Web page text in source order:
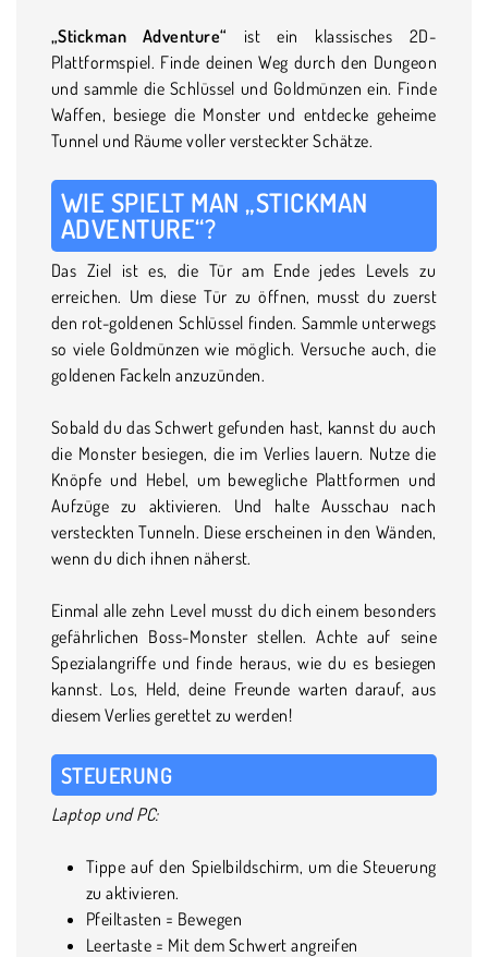
„Stickman Adventure“ ist ein klassisches 2D-
Plattformspiel. Finde deinen Weg durch den Dungeon
und sammle die Schlüssel und Goldmünzen ein. Finde
Waffen, besiege die Monster und entdecke geheime
Tunnel und Räume voller versteckter Schätze.
WIE SPIELT MAN „STICKMAN
ADVENTURE“?
Das Ziel ist es, die Tür am Ende jedes Levels zu
erreichen. Um diese Tür zu öffnen, musst du zuerst
den rot-goldenen Schlüssel finden. Sammle unterwegs
so viele Goldmünzen wie möglich. Versuche auch, die
goldenen Fackeln anzuzünden.
Sobald du das Schwert gefunden hast, kannst du auch
die Monster besiegen, die im Verlies lauern. Nutze die
Knöpfe und Hebel, um bewegliche Plattformen und
Aufzüge zu aktivieren. Und halte Ausschau nach
versteckten Tunneln. Diese erscheinen in den Wänden,
wenn du dich ihnen näherst.
Einmal alle zehn Level musst du dich einem besonders
gefährlichen Boss-Monster stellen. Achte auf seine
Spezialangriffe und finde heraus, wie du es besiegen
kannst. Los, Held, deine Freunde warten darauf, aus
diesem Verlies gerettet zu werden!
STEUERUNG
Laptop und PC:
Tippe auf den Spielbildschirm, um die Steuerung
zu aktivieren.
Pfeiltasten = Bewegen
Leertaste = Mit dem Schwert angreifen